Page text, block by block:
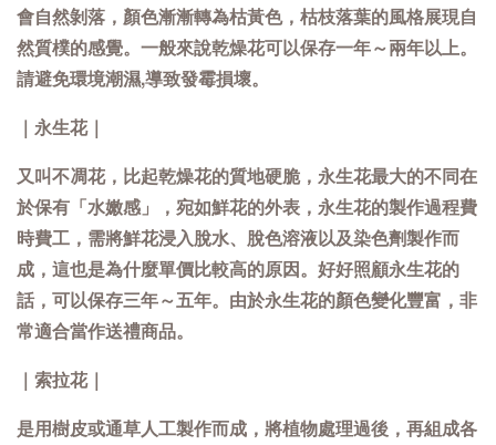
會自然剝落，顏色漸漸轉為枯黃色，枯枝落葉的風格展現自
然質樸的感覺。一般來說乾燥花可以保存一年～兩年以上。
請避免環境潮濕,導致發霉損壞。
｜永生花｜
又叫不凋花，比起乾燥花的質地硬脆，永生花最大的不同在
於保有「水嫩感」，宛如鮮花的外表，永生花的製作過程費
時費工，需將鮮花浸入脫水、脫色溶液以及染色劑製作而
成，這也是為什麼單價比較高的原因。好好照顧永生花的
話，可以保存三年～五年。由於永生花的顏色變化豐富，非
常適合當作送禮商品。
｜索拉花｜
是用樹皮或通草人工製作而成，將植物處理過後，再組成各